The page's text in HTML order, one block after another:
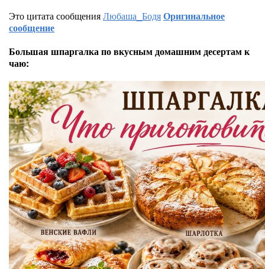
Это цитата сообщенияЛюбаша_БодяОригинальное
сообщение
Большая шпаргалка по вкусным домашним десертам к
чаю: